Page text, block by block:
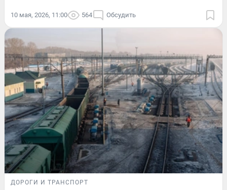
10 мая, 2026, 11:00 564 Обсудить
ДОРОГИ И ТРАНСПОРТ